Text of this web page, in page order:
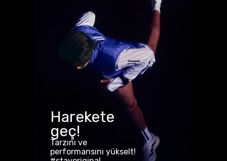
Harekete
geç!
Tarzını ve
performansını yükselt!